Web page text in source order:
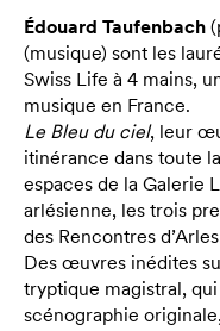
Édouard Taufenbach
(musique) sont les
Swiss Life à 4 mains,
musique en France.
Le Bleu du ciel, leur
itinérance dans toute
espaces de la Galerie
arlésienne, les trois
des Rencontres
Des œuvres inédites
tryptique magistral,
scénographie